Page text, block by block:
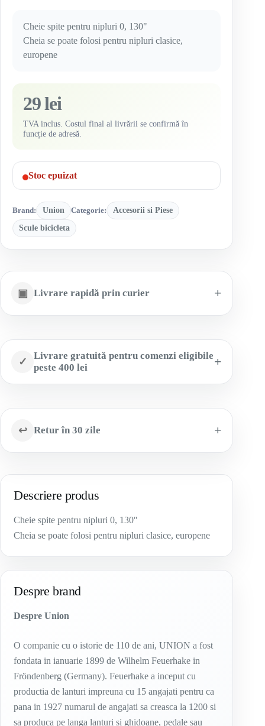
Cheie spite pentru nipluri 0, 130"
Cheia se poate folosi pentru nipluri clasice,
europene
29 lei
TVA inclus. Costul final al livrării se confirmă în
funcție de adresă.
Stoc epuizat
Brand: Union Categorie:
Accesorii si Piese
Scule bicicleta
▣ Livrare rapidă prin curier
✓
Livrare gratuită pentru comenzi eligibile
peste 400 lei
↩ Retur în 30 zile
Descriere produs
Cheie spite pentru nipluri 0, 130″
Cheia se poate folosi pentru nipluri clasice, europene
Despre brand
Despre Union
O companie cu o istorie de 110 de ani, UNION a fost
fondata in ianuarie 1899 de Wilhelm Feuerhake in
Fröndenberg (Germany). Feuerhake a inceput cu
productia de lanturi impreuna cu 15 angajati pentru ca
pana in 1927 numarul de angajati sa creasca la 1200 si
sa produca pe langa lanturi si ghidoane, pedale sau